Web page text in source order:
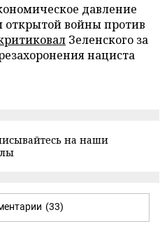
давление
открытой войны против
Зеленского за
нациста
на наши
(33)